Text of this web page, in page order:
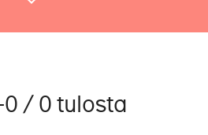
/ 0 tulosta